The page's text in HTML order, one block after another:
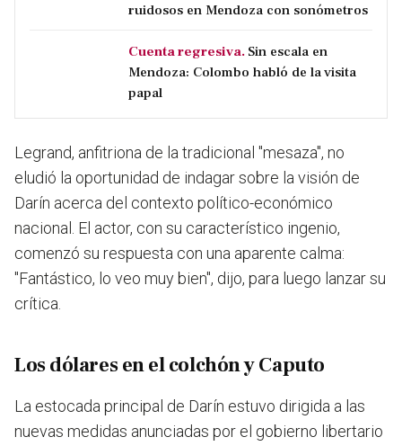
ruidosos en Mendoza con sonómetros
Cuenta regresiva. Sin escala en
Mendoza: Colombo habló de la visita
papal
Legrand, anfitriona de la tradicional "mesaza", no
eludió la oportunidad de indagar sobre la visión de
Darín acerca del contexto político-económico
nacional. El actor, con su característico ingenio,
comenzó su respuesta con una aparente calma:
"Fantástico, lo veo muy bien", dijo, para luego lanzar su
crítica.
Los dólares en el colchón y Caputo
La estocada principal de Darín estuvo dirigida a las
nuevas medidas anunciadas por el gobierno libertario